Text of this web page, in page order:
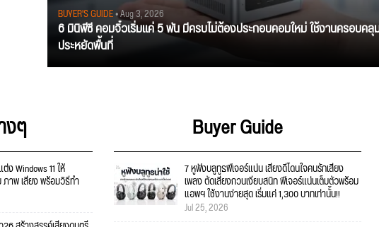
BUYER'S GUIDE• Aug 3, 2026
6 มินิพีซี คอมจิ๋วเริ่มแค่ 5 พัน มีครบไม่ต้องประกอบคอมใหม่ ใช้งานครอบคลุ
ประหยัดพื้นที่
ๆ
Windows 11 ให้
ภาพ เสียง พร้อมวิธีทำ
Buyer Guide
7 หูฟังบลูทูธฟีเจอร์แน่น เสียงดีโดนใจคนรักเสียง
เพลง ตัดเสียงกวนเงียบสนิท ฟีเจอร์แน่นเต็มตัวพร้อม
แอพฯ ใช้งานง่ายสุด เริ่มแค่ 1,300 บาทเท่านั้น!!
Jul 25, 2026